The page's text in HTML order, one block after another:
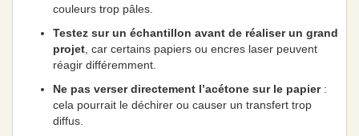
couleurs trop pâles.
Testez sur un échantillon avant de réaliser un grand
projet , car certains papiers ou encres laser peuvent
réagir différemment.
Ne pas verser directement l’acétone sur le papier:
cela pourrait le déchirer ou causer un transfert trop
diffus.